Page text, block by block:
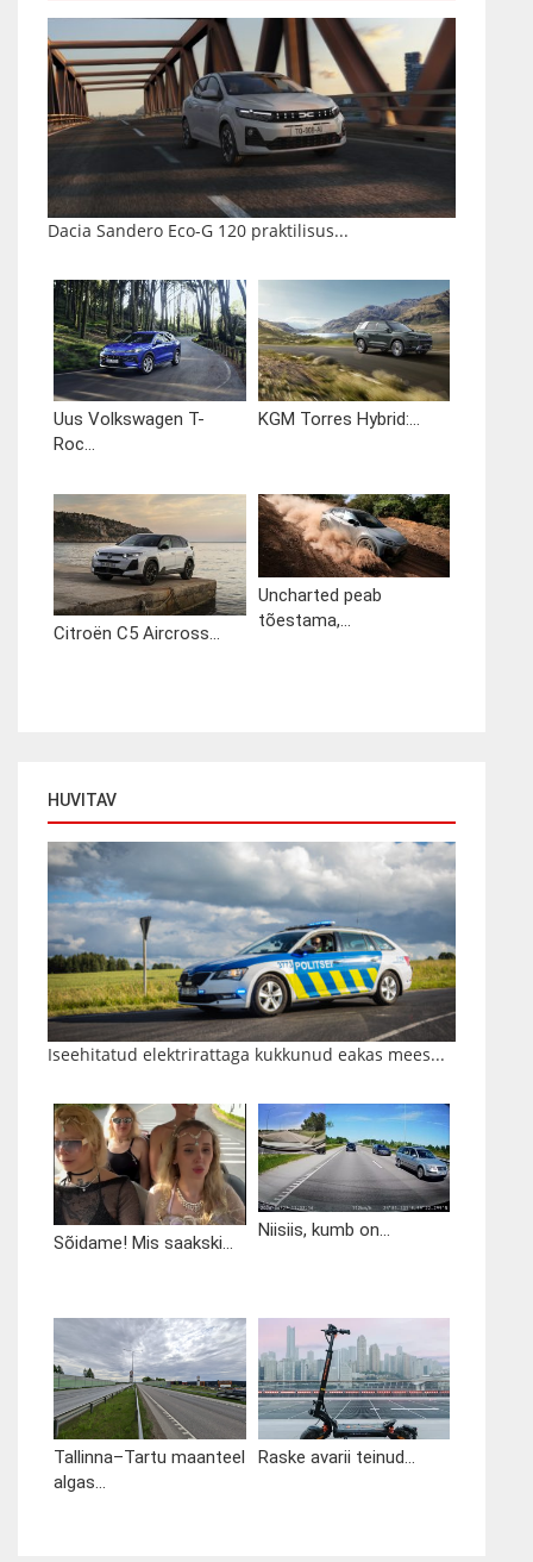
Dacia Sandero Eco-G 120 praktilisus...
Uus Volkswagen T-
Roc...
KGM Torres Hybrid:...
Citroën C5 Aircross...
Uncharted peab
tõestama,...
HUVITAV
Iseehitatud elektrirattaga kukkunud eakas mees...
Sõidame! Mis saakski...
Niisiis, kumb on...
Tallinna–Tartu maanteel
algas...
Raske avarii teinud...